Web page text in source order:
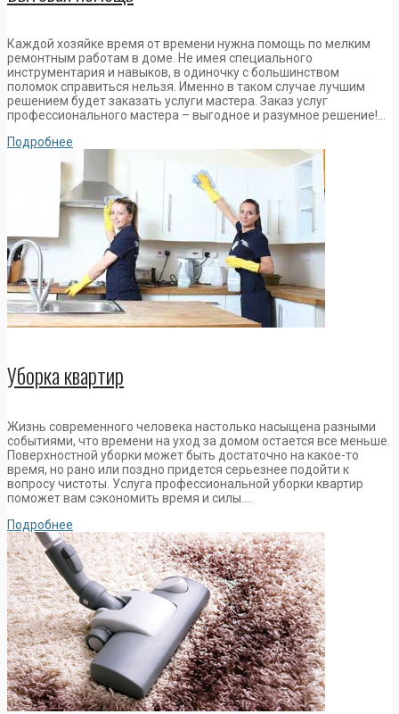
Каждой хозяйке время от времени нужна помощь по мелким
ремонтным работам в доме. Не имея специального
инструментария и навыков, в одиночку с большинством
поломок справиться нельзя. Именно в таком случае лучшим
решением будет заказать услуги мастера. Заказ услуг
профессионального мастера – выгодное и разумное решение!…
Подробнее
Уборка квартир
Жизнь современного человека настолько насыщена разными
событиями, что времени на уход за домом остается все меньше.
Поверхностной уборки может быть достаточно на какое-то
время, но рано или поздно придется серьезнее подойти к
вопросу чистоты. Услуга профессиональной уборки квартир
поможет вам сэкономить время и силы….
Подробнее